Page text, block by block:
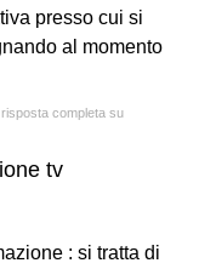
presso cui si
al momento
completa su
tv
: si tratta di